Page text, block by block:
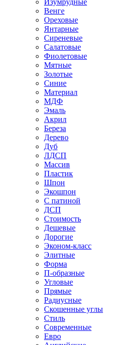
Венге
Ореховые
Янтарные
Сиреневые
Салатовые
Фиолетовые
Мятные
Золотые
Синие
Материал
МДФ
Эмаль
Акрил
Береза
Дерево
Дуб
ЛДСП
Массив
Пластик
Шпон
Экошпон
С патиной
ДСП
Стоимость
Дешевые
Дорогие
Эконом-класс
Элитные
Форма
П-образные
Угловые
Прямые
Радиусные
Скошенные углы
Стиль
Современные
Евро